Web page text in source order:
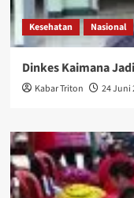
Kesehatan Nasional
Dinkes Kaimana
Kabar Triton 24 Juni